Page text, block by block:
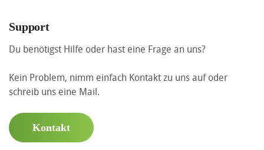
Support
Du benötigst Hilfe oder hast eine Frage an uns?
Kein Problem, nimm einfach Kontakt zu uns auf oder
schreib uns eine Mail.
Kontakt